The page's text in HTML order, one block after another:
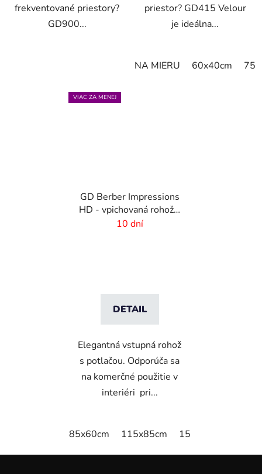
frekventované priestory?
GD900...
priestor? GD415 Velour
je ideálna...
NA MIERU 60x40cm
VIAC ZA MENEJ
GD Berber Impressions
HD - vpichovaná rohož s
logom
10 dní
DETAIL
Elegantná vstupná rohož
s potlačou. Odporúča sa
na komerčné použitie v
interiéri pri...
85x60cm 115x85cm 150x85cm